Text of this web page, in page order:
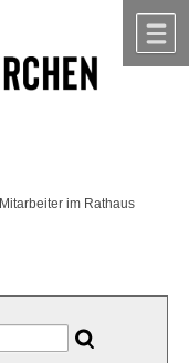
Mitarbeiter im Rathaus